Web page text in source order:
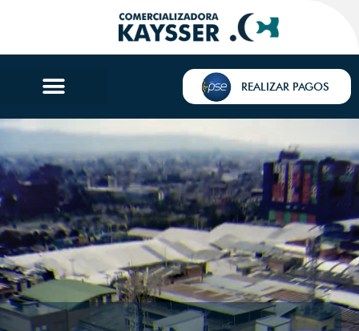
REALIZAR PAGOS